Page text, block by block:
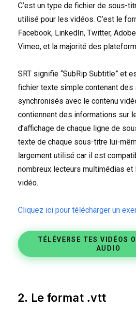
C’est un type de fichier de sous-
utilisé pour les vidéos. C’est le
Facebook, LinkedIn, Twitter,
Vimeo, et la majorité des
SRTsignifie “SubRip Subtitle” et
fichier texte simple contenant
synchronisés avec le contenu
contiennent des informations sur
d’affichage de chaque ligne de
texte de chaque sous-titre lui-
largement utilisé car il est
nombreux lecteurs multimédias et
vidéo.
Cliquez ici pour télécharger un
TÉLÉVERSE TES VIDÉOS
AUDIO
2. Le format .vtt